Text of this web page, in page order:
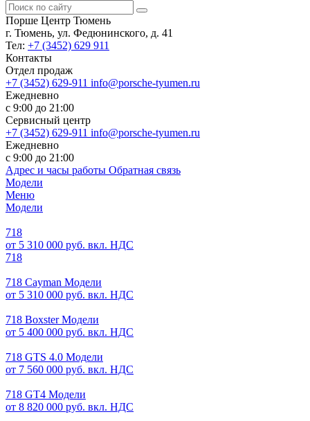
Порше Центр Тюмень
г. Тюмень, ул. Федюнинского, д. 41
Тел: +7 (3452) 629 911
Контакты
Отдел продаж
+7 (3452) 629-911 info@porsche-tyumen.ru
Ежедневно
с 9:00 до 21:00
Сервисный центр
+7 (3452) 629-911 info@porsche-tyumen.ru
Ежедневно
с 9:00 до 21:00
Адрес и часы работы Обратная связь
Модели
Меню
Модели
718
от 5 310 000 руб. вкл. НДС
718
718 Cayman Модели
от 5 310 000 руб. вкл. НДС
718 Boxster Модели
от 5 400 000 руб. вкл. НДС
718 GTS 4.0 Модели
от 7 560 000 руб. вкл. НДС
718 GT4 Модели
от 8 820 000 руб. вкл. НДС